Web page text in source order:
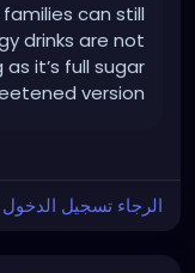
can still
drinks are not
it’s full sugar
version.
الرجاء تسجيل